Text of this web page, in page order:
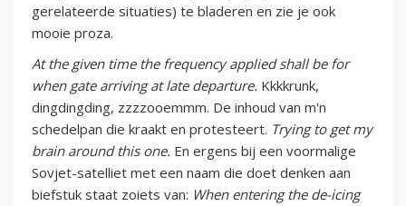
gerelateerde situaties) te bladeren en zie je ook
mooie proza.
At the given time the frequency applied shall be for
when gate arriving at late departure. Kkkkrunk,
dingdingding, zzzzooemmm. De inhoud van m'n
schedelpan die kraakt en protesteert. Trying to get my
brain around this one. En ergens bij een voormalige
Sovjet-satelliet met een naam die doet denken aan
biefstuk staat zoiets van: When entering the de-icing